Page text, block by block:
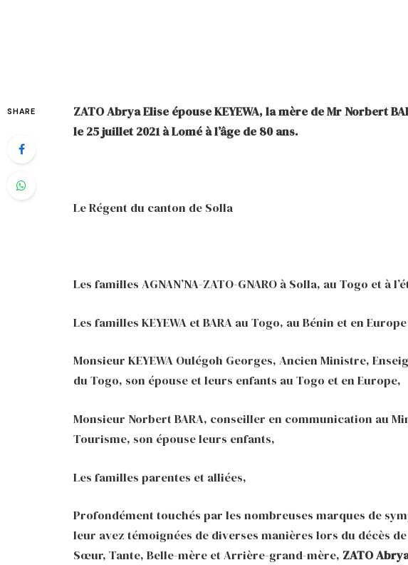
SHARE
ZATO Abrya Elise épouse KEYEWA, la mère de Mr Norbert
le 25 juillet 2021 à Lomé à l’âge de 80 ans.
Le Régent du canton de Solla
Les familles AGNAN’NA-ZATO-GNARO à Solla, au Togo et à
Les familles KEYEWA et BARA au Togo, au Bénin et en Europe
Monsieur KEYEWA Oulégoh Georges, Ancien Ministre,
du Togo, son épouse et leurs enfants au Togo et en Europe,
Monsieur Norbert BARA, conseiller en communication au
Tourisme, son épouse leurs enfants,
Les familles parentes et alliées,
Profondément touchés par les nombreuses marques de
leur avez témoignées de diverses manières lors du décès
Sœur, Tante, Belle-mère et Arrière-grand-mère, ZATO